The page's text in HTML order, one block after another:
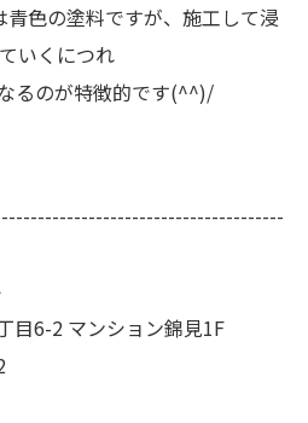
青色の塗料ですが、施工して浸
いくにつれ
るのが特徴的です(^^)/
目6-2 マンション錦見1F